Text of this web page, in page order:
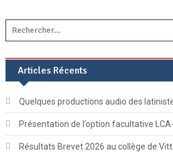
Articles Récents
Quelques productions audio des
Présentation de l’option facultative
Résultats Brevet 2026 au collège de